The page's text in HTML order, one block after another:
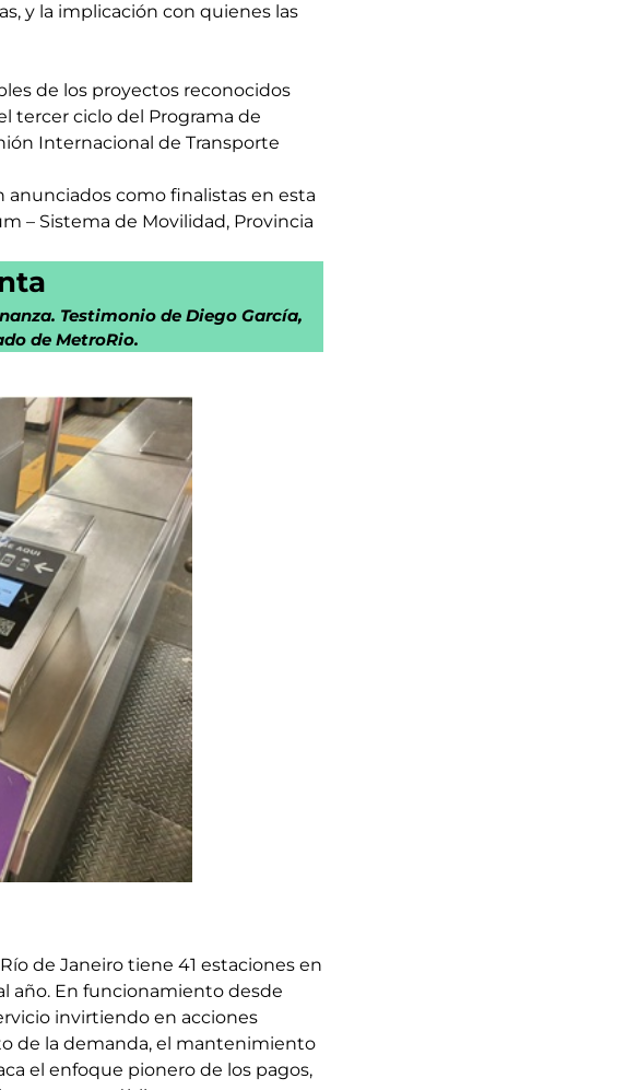
y la implicación con quienes las
de los proyectos reconocidos
tercer ciclo del Programa de
Internacional de Transporte
como finalistas en esta
– Sistema de Movilidad, Provincia
Testimonio de Diego García,
de MetroRio.
de Janeiro tiene 41 estaciones en
año. En funcionamiento desde
invirtiendo en acciones
de la demanda, el mantenimiento
el enfoque pionero de los pagos,